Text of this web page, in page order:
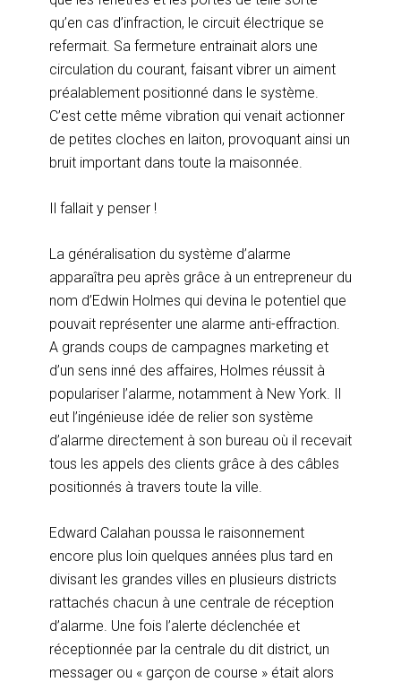
qu’en cas d’infraction, le circuit électrique se
refermait. Sa fermeture entrainait alors une
circulation du courant, faisant vibrer un aiment
préalablement positionné dans le système.
C’est cette même vibration qui venait actionner
de petites cloches en laiton, provoquant ainsi un
bruit important dans toute la maisonnée.
Il fallait y penser !
La généralisation du système d’alarme
apparaîtra peu après grâce à un entrepreneur du
nom d’Edwin Holmes qui devina le potentiel que
pouvait représenter une alarme anti-effraction.
A grands coups de campagnes marketing et
d’un sens inné des affaires, Holmes réussit à
populariser l’alarme, notamment à New York. Il
eut l’ingénieuse idée de relier son système
d’alarme directement à son bureau où il recevait
tous les appels des clients grâce à des câbles
positionnés à travers toute la ville.
Edward Calahan poussa le raisonnement
encore plus loin quelques années plus tard en
divisant les grandes villes en plusieurs districts
rattachés chacun à une centrale de réception
d’alarme. Une fois l’alerte déclenchée et
réceptionnée par la centrale du dit district, un
messager ou « garçon de course » était alors